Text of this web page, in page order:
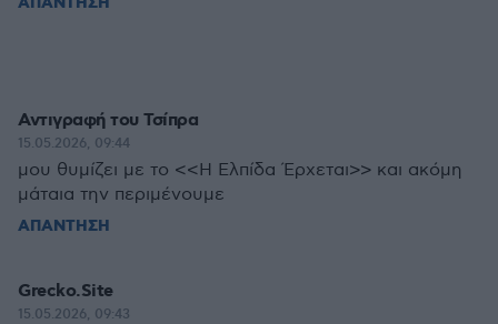
Αντιγραφή του Τσίπρα
15.05.2026, 09:44
μου θυμίζει με το <<Η Ελπίδα Έρχεται>> και ακόμη
μάταια την περιμένουμε
ΑΠΑΝΤΗΣΗ
Grecko.Site
15.05.2026, 09:43